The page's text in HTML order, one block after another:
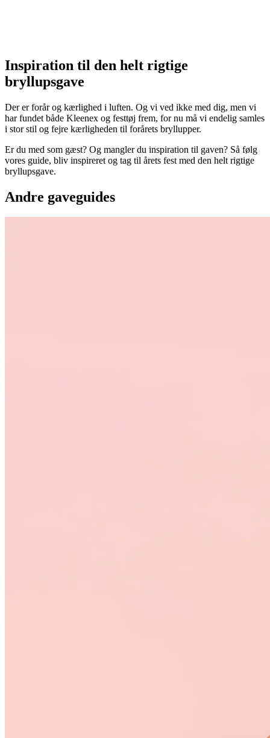
Inspiration til den helt rigtige
bryllupsgave
Der er forår og kærlighed i luften. Og vi ved ikke med dig, men vi
har fundet både Kleenex og festtøj frem, for nu må vi endelig samles
i stor stil og fejre kærligheden til forårets bryllupper.
Er du med som gæst? Og mangler du inspiration til gaven? Så følg
vores guide, bliv inspireret og tag til årets fest med den helt rigtige
bryllupsgave.
Andre gaveguides